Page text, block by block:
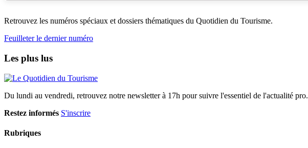
Retrouvez les numéros spéciaux et dossiers thématiques du Quotidien du Tourisme.
Feuilleter le dernier numéro
Les plus lus
Du lundi au vendredi, retrouvez notre newsletter à 17h pour suivre l'essentiel de l'actualité pro.
Restez informés S'inscrire
Rubriques